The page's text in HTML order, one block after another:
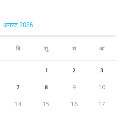
अगस्ट 2026
बि शु श आ
1 2
3
7 8 9 10
14 15 16 17